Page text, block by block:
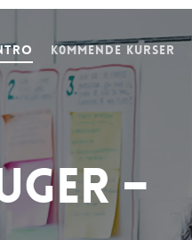
K0mmende kurser
–